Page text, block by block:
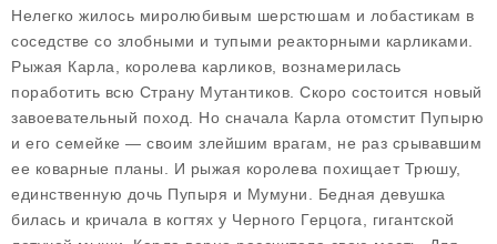
Нелегко жилось миролюбивым шерстюшам и лобастикам в
соседстве со злобными и тупыми реакторными карликами.
Рыжая Карла, королева карликов, вознамерилась
поработить всю Страну Мутантиков. Скоро состоится новый
завоевательный поход. Но сначала Карла отомстит Пупырю
и его семейке — своим злейшим врагам, не раз срывавшим
ее коварные планы. И рыжая королева похищает Трюшу,
единственную дочь Пупыря и Мумуни. Бедная девушка
билась и кричала в когтях у Черного Герцога, гигантской